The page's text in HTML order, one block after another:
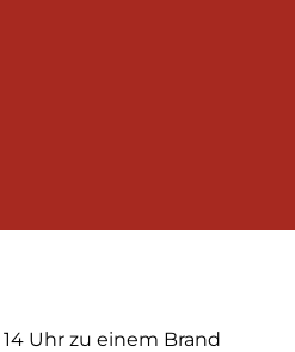
Uhr zu einem Brand